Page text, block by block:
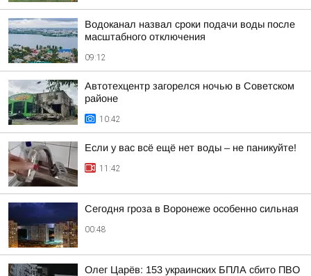
Водоканал назвал сроки подачи воды после
масштабного отключения
09:12
Автотехцентр загорелся ночью в Советском
районе
10:42
Если у вас всё ещё нет воды – не паникуйте!
11:42
Сегодня гроза в Воронеже особенно сильная
00:48
Олег Царёв: 153 украинских БПЛА сбито ПВО